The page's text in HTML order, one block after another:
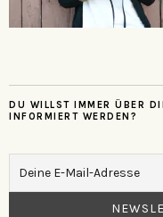
DU WILLST IMMER ÜBER
INFORMIERT WERDEN?